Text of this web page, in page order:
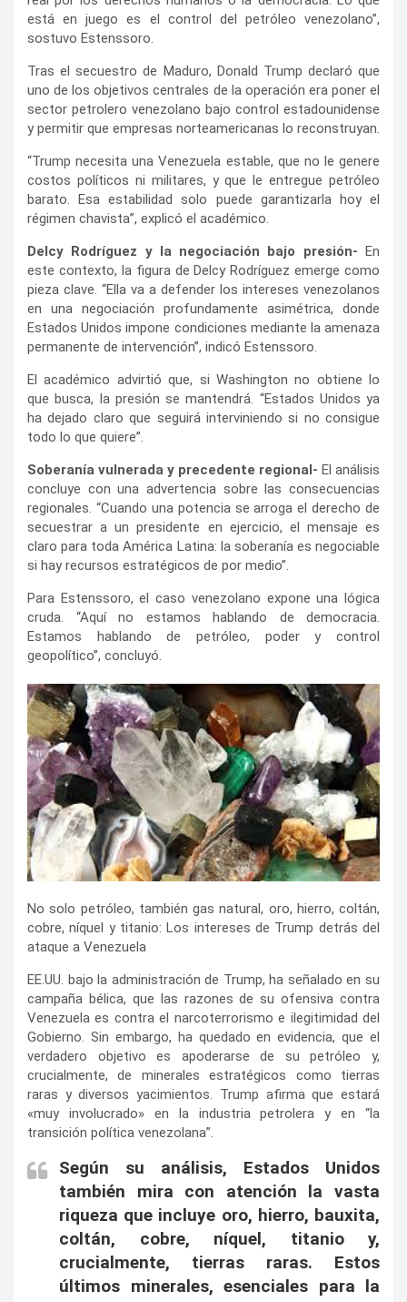
está en juego es el control del petróleo venezolano”,
sostuvo Estenssoro.
Tras el secuestro de Maduro, Donald Trump declaró que
uno de los objetivos centrales de la operación era poner el
sector petrolero venezolano bajo control estadounidense
y permitir que empresas norteamericanas lo reconstruyan.
“Trump necesita una Venezuela estable, que no le genere
costos políticos ni militares, y que le entregue petróleo
barato. Esa estabilidad solo puede garantizarla hoy el
régimen chavista”, explicó el académico.
Delcy Rodríguez y la negociación bajo presión- En
este contexto, la figura de Delcy Rodríguez emerge como
pieza clave. “Ella va a defender los intereses venezolanos
en una negociación profundamente asimétrica, donde
Estados Unidos impone condiciones mediante la amenaza
permanente de intervención”, indicó Estenssoro.
El académico advirtió que, si Washington no obtiene lo
que busca, la presión se mantendrá. “Estados Unidos ya
ha dejado claro que seguirá interviniendo si no consigue
todo lo que quiere”.
Soberanía vulnerada y precedente regional- El análisis
concluye con una advertencia sobre las consecuencias
regionales. “Cuando una potencia se arroga el derecho de
secuestrar a un presidente en ejercicio, el mensaje es
claro para toda América Latina: la soberanía es negociable
si hay recursos estratégicos de por medio”.
Para Estenssoro, el caso venezolano expone una lógica
cruda. “Aquí no estamos hablando de democracia.
Estamos hablando de petróleo, poder y control
geopolítico”, concluyó.
No solo petróleo, también gas natural, oro, hierro, coltán,
cobre, níquel y titanio: Los intereses de Trump detrás del
ataque a Venezuela
EE.UU. bajo la administración de Trump, ha señalado en su
campaña bélica, que las razones de su ofensiva contra
Venezuela es contra el narcoterrorismo e ilegitimidad del
Gobierno. Sin embargo, ha quedado en evidencia, que el
verdadero objetivo es apoderarse de su petróleo y,
crucialmente, de minerales estratégicos como tierras
raras y diversos yacimientos. Trump afirma que estará
«muy involucrado» en la industria petrolera y en “la
transición política venezolana”.
Según su análisis, Estados Unidos
también mira con atención la vasta
riqueza que incluye oro, hierro, bauxita,
coltán, cobre, níquel, titanio y,
crucialmente, tierras raras. Estos
últimos minerales, esenciales para la